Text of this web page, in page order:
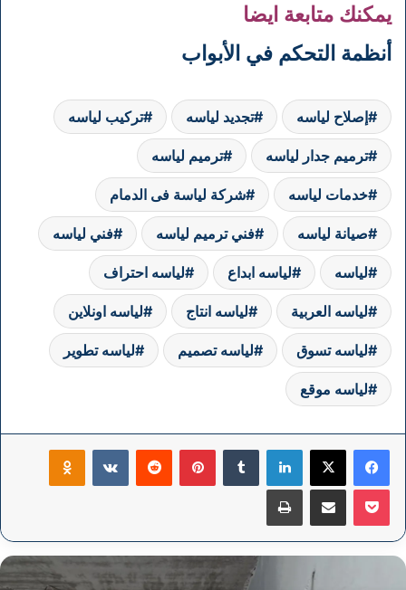
يمكنك متابعة ايضا
أنظمة التحكم في الأبواب
إصلاح لياسه تجديد لياسه تركيب لياسه
ترميم جدار لياسه ترميم لياسه
خدمات لياسه شركة لياسة فى الدمام
صيانة لياسه فني ترميم لياسه فني لياسه
لياسه لياسه ابداع لياسه احتراف
لياسه العربية لياسه انتاج لياسه اونلاين
لياسه تسوق لياسه تصميم لياسه تطوير
لياسه موقع
فيسبوك ‫X لينكدإن بينتيريست
‫Pocket مشاركة عبر البريد طباعة